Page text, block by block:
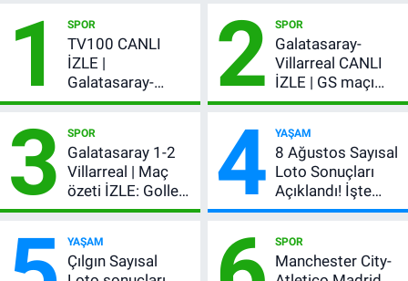
1 SPOR
TV100 CANLI
İZLE |
Galatasaray-
Villarreal maçı
şifresiz canlı yayın
2 SPOR
Galatasaray-
Villarreal CANLI
İZLE | GS maçı
hangi kanalda,
3 SPOR
Galatasaray 1-2
Villarreal | Maç
özeti İZLE: Goller
peş peşe geldi,
kırmızı kart gördü!
4 YAŞAM
8 Ağustos Sayısal
Loto Sonuçları
Açıklandı! İşte
Kazandıran 6
YAŞAM
Çılgın Sayısal
SPOR
Manchester City-